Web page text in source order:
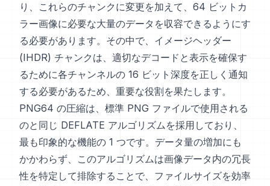
り、これらのチャンクに変更を加えて、64 ビットカ
ラー画像に必要な大量のデータを収容できるようにす
る必要があります。その中で、イメージヘッダー
(IHDR) チャンクは、適切なデコードと表示を確保す
るために各チャンネルの 16 ビット深度を正しく通知
する必要があるため、重要な役割を果たします。
PNG64 の圧縮は、標準 PNG ファイルで使用される
のと同じ DEFLATE アルゴリズムを採用しており、
最も印象的な機能の 1 つです。データ量の増加にも
かかわらず、このアルゴリズムは画像データ内の冗長
性を特定して排除することで、ファイルサイズを効率